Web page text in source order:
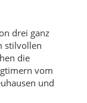
drei ganz
stilvollen
die
vom
und